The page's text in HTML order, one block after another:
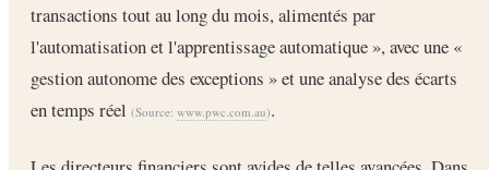
transactions tout au long du mois, alimentés par
l'automatisation et l'apprentissage automatique », avec une «
gestion autonome des exceptions » et une analyse des écarts
en temps réel (Source: www.pwc.com.au).